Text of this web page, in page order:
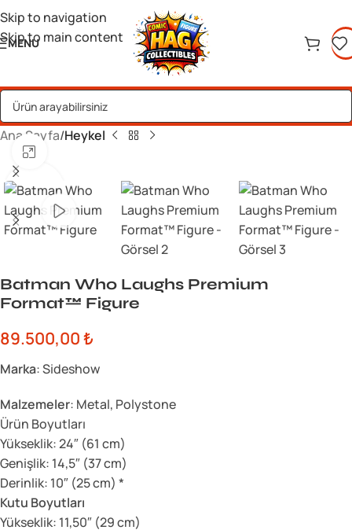
Skip to navigation
Skip to main content
MENU
Ana Sayfa Heykel
Batman Who Laughs Premium
Format™ Figure
89.500,00₺
Marka: Sideshow
Malzemeler: Metal, Polystone
Ürün Boyutları
Yükseklik: 24″ (61 cm)
Genişlik: 14,5″ (37 cm)
Derinlik: 10″ (25 cm) *
Kutu Boyutları
Yükseklik: 11,50″ (29 cm)